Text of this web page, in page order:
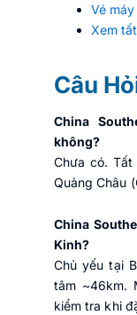
Vé
Xem
Câu
China
không?
Chưa có.
Quảng Châu
China
Kinh?
Chủ yếu tại
tâm ~46km.
kiểm tra khi